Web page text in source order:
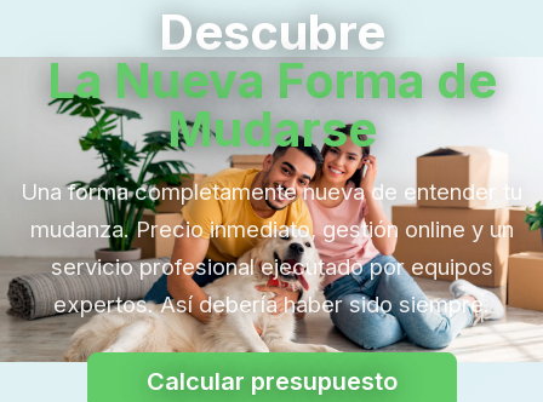
Descubre
La Nueva Forma de
Mudarse
Una forma completamente nueva de entender tu
mudanza. Precio inmediato, gestión online y un
servicio profesional ejecutado por equipos
expertos. Así debería haber sido siempre.
Calcular presupuesto